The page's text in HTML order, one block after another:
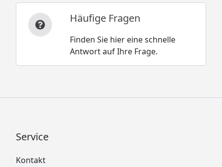
Häufige Fragen
Finden Sie hier eine schnelle
Antwort auf Ihre Frage.
Service
Kontakt